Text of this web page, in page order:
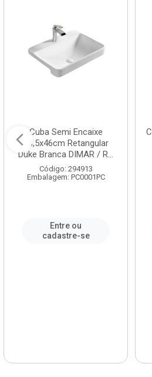
Cuba Semi Encaixe
58,5x46cm Retangular
Duke Branca DIMAR / R...
Código: 294913
Embalagem: PC0001PC
Entre ou
cadastre-se